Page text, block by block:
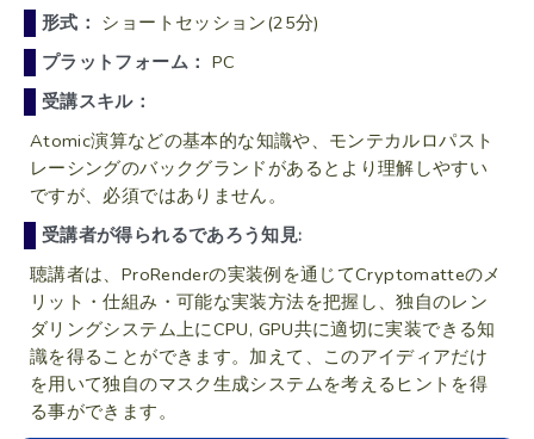
形式： ショートセッション(25分)
プラットフォーム： PC
受講スキル：
Atomic演算などの基本的な知識や、モンテカルロパスト
レーシングのバックグランドがあるとより理解しやすい
ですが、必須ではありません。
受講者が得られるであろう知見:
聴講者は、ProRenderの実装例を通じてCryptomatteのメ
リット・仕組み・可能な実装方法を把握し、独自のレン
ダリングシステム上にCPU, GPU共に適切に実装できる知
識を得ることができます。加えて、このアイディアだけ
を用いて独自のマスク生成システムを考えるヒントを得
る事ができます。